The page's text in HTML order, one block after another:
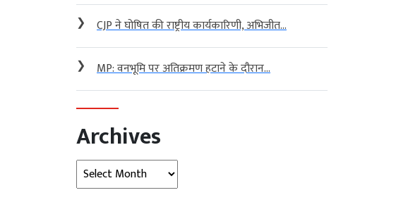
❯ CJP ने घोषित की राष्ट्रीय कार्यकारिणी, अभिजीत...
❯ MP: वनभूमि पर अतिक्रमण हटाने के दौरान...
Archives
Archives